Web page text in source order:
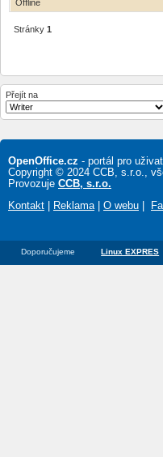
Offline
Stránky 1
Přejít na
OpenOffice.cz - portál pro
Copyright © 2024 CCB, s.r.o.,
Provozuje CCB, s.r.o.
Kontakt
Reklama O webu
Doporučujeme Linux EXPRES